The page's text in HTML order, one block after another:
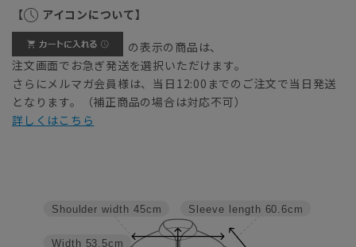
【 アイコンについて】
の表示の商品は、
注文画面でお急ぎ発送を選択いただけます。
さらにメルマガ会員様は、当日12:00までのご注文で当日発送
となります。（補正商品の場合は対応不可）
詳しくはこちら
Sleeve length 60.6cm
Width 53.5cm
Shoulder width 45cm